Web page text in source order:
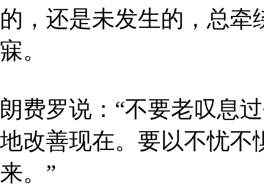
的，还是未发生的，总
寐。
朗费罗说：“不要老叹息
地改善现在。要以不忧不
来。”